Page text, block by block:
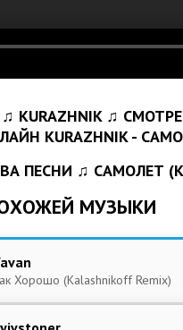
KURAZHNIK ♫
ПЕСНИ ♫ CАМОЛЕТ
МУЗЫКИ
Хорошо (Kalashnikoff Remix)